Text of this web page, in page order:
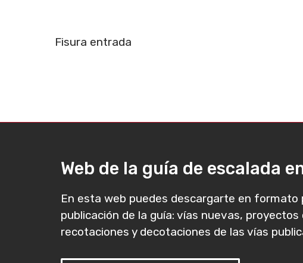
Fisura entrada
Web de la guía de escalada
En esta web puedes descargarte en
publicación de la guía: vías nuevas,
recotaciones y decotaciones de las vías